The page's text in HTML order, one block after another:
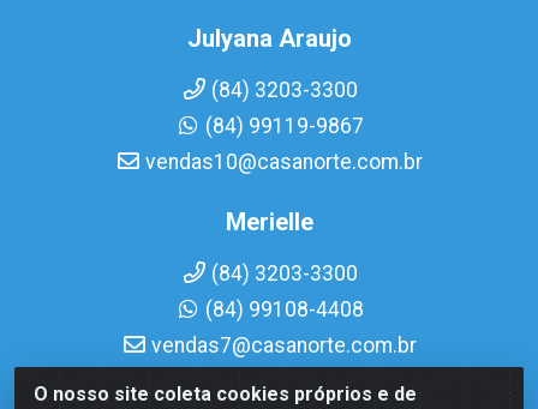
O nosso site coleta cookies próprios e de
Julyana Araujo
(84) 3203-3300
(84) 99119-9867
vendas10@casanorte.com.br
Merielle
(84) 3203-3300
(84) 99108-4408
vendas7@casanorte.com.br